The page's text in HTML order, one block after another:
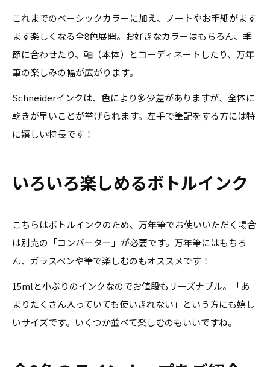
これまでのベーシックカラーに加え、ノートやお手紙がます
ます楽しくなる全8色展開。お好きなカラーはもちろん、季
節に合わせたり、軸（本体）とコーディネートしたり、万年
筆の楽しみの幅が広がります。
Schneiderインクは、色により多少差がありますが、全体に
乾きが早いことが挙げられます。左手で筆記をする方には特
に嬉しい特長です！
いろいろ楽しめるボトルインク
こちらはボトルインクのため、万年筆でお使いいただく場合
は別売の「コンバーター」 が必要です。万年筆にはもちろ
ん、ガラスペンや筆で楽しむのもオススメです！
15mlと小ぶりのインクなのでお値段もリーズナブル。「あ
まりたくさん入っていても使いきれない」という方にも嬉し
いサイズです。いくつか並べて楽しむのもいいですね。